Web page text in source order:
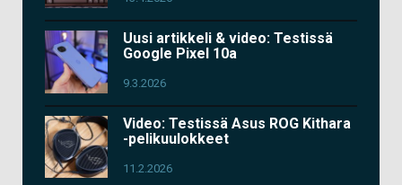
Uusi artikkeli & video: Testissä
Google Pixel 10a
9.3.2026
Video: Testissä Asus ROG Kithara
-pelikuulokkeet
11.2.2026